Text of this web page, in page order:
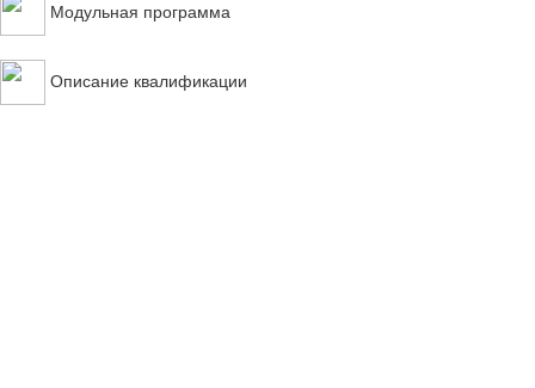
Модульная программа
Описание квалификации